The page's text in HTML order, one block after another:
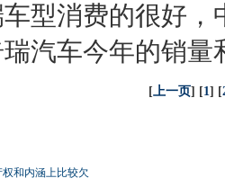
型消费的很好
汽车今年的销量
[上一页] [1] [
和内涵上比较欠